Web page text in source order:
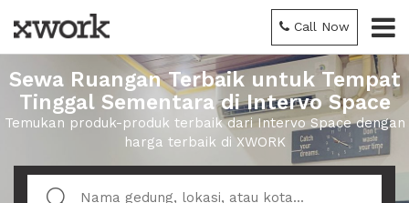
Call Now
Sewa Ruangan Terbaik untuk Tempat
Tinggal Sementara di Intervo Space
Temukan produk-produk terbaik dari Intervo Space dengan
harga terbaik di XWORK